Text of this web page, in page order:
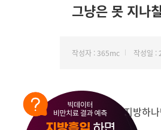
그냥은 못 지나
작성자 : 365mc 작성일 :
안녕하세요. ‘지방하